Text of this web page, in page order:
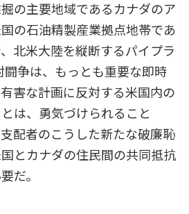
の主要地域であるカナダのア
の石油精製産業拠点地帯であ
北米大陸を縦断するパイプラ
闘争は、もっとも重要な即時
害な計画に反対する米国内の
は、勇気づけられること
配者のこうした新たな破廉恥
とカナダの住民間の共同抵抗
だ。